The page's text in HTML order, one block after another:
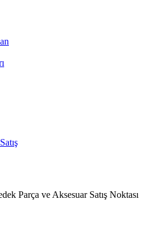
Parça ve Aksesuar Satış Noktası